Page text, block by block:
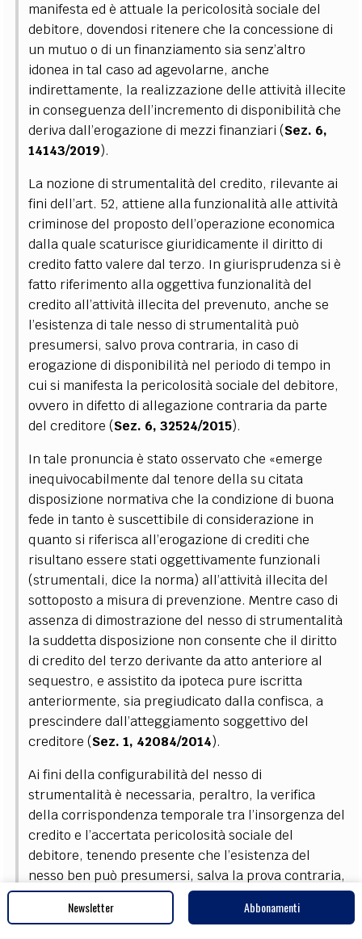
manifesta ed è attuale la pericolosità sociale del
debitore, dovendosi ritenere che la concessione di
un mutuo o di un finanziamento sia senz’altro
idonea in tal caso ad agevolarne, anche
indirettamente, la realizzazione delle attività illecite
in conseguenza dell’incremento di disponibilità che
deriva dall’erogazione di mezzi finanziari (Sez. 6,
14143/2019).
La nozione di strumentalità del credito, rilevante ai
fini dell’art. 52, attiene alla funzionalità alle attività
criminose del proposto dell’operazione economica
dalla quale scaturisce giuridicamente il diritto di
credito fatto valere dal terzo. In giurisprudenza si è
fatto riferimento alla oggettiva funzionalità del
credito all’attività illecita del prevenuto, anche se
l’esistenza di tale nesso di strumentalità può
presumersi, salvo prova contraria, in caso di
erogazione di disponibilità nel periodo di tempo in
cui si manifesta la pericolosità sociale del debitore,
ovvero in difetto di allegazione contraria da parte
del creditore (Sez. 6, 32524/2015).
In tale pronuncia è stato osservato che «emerge
inequivocabilmente dal tenore della su citata
disposizione normativa che la condizione di buona
fede in tanto è suscettibile di considerazione in
quanto si riferisca all’erogazione di crediti che
risultano essere stati oggettivamente funzionali
(strumentali, dice la norma) all’attività illecita del
sottoposto a misura di prevenzione. Mentre caso di
assenza di dimostrazione del nesso di strumentalità
la suddetta disposizione non consente che il diritto
di credito del terzo derivante da atto anteriore al
sequestro, e assistito da ipoteca pure iscritta
anteriormente, sia pregiudicato dalla confisca, a
prescindere dall’atteggiamento soggettivo del
creditore (Sez. 1, 42084/2014).
Ai fini della configurabilità del nesso di
strumentalità è necessaria, peraltro, la verifica
della corrispondenza temporale tra l’insorgenza del
credito e l’accertata pericolosità sociale del
debitore, tenendo presente che l’esistenza del
nesso ben può presumersi, salva la prova contraria,
nell’ipotesi in cui il credito venga erogato entro lo
spazio temporale in cui si manifesta ed è attuale la
Newsletter Abbonamenti